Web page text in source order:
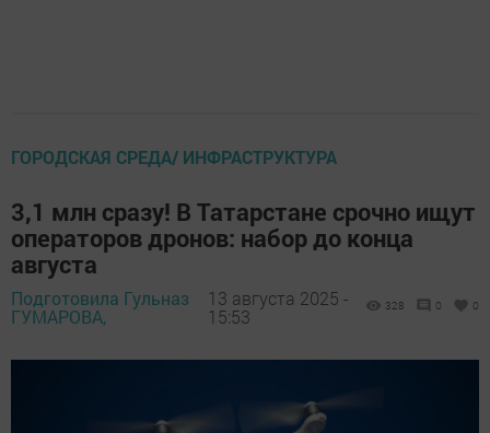
ГОРОДСКАЯ СРЕДА/ ИНФРАСТРУКТУРА
3,1 млн сразу! В Татарстане срочно ищут
операторов дронов: набор до конца
августа
Подготовила Гульназ
ГУМАРОВА,
13 августа 2025 -
15:53
328 0 0